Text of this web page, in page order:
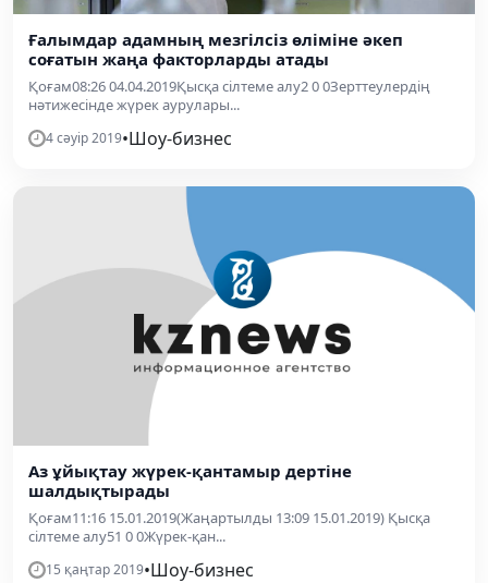
Ғалымдар адамның мезгілсіз өліміне әкеп
соғатын жаңа факторларды атады
Қоғам08:26 04.04.2019Қысқа сілтеме алу2 0 0Зерттеулердің
нәтижесінде жүрек аурулары...
4 сәуір 2019•Шоу-бизнес
Аз ұйықтау жүрек-қантамыр дертіне
шалдықтырады
Қоғам11:16 15.01.2019(Жаңартылды 13:09 15.01.2019) Қысқа
сілтеме алу51 0 0Жүрек-қан...
15 қаңтар 2019•Шоу-бизнес